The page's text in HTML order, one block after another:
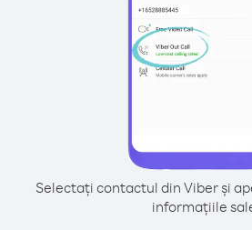
Selectați contactul din Viber și
informațiile